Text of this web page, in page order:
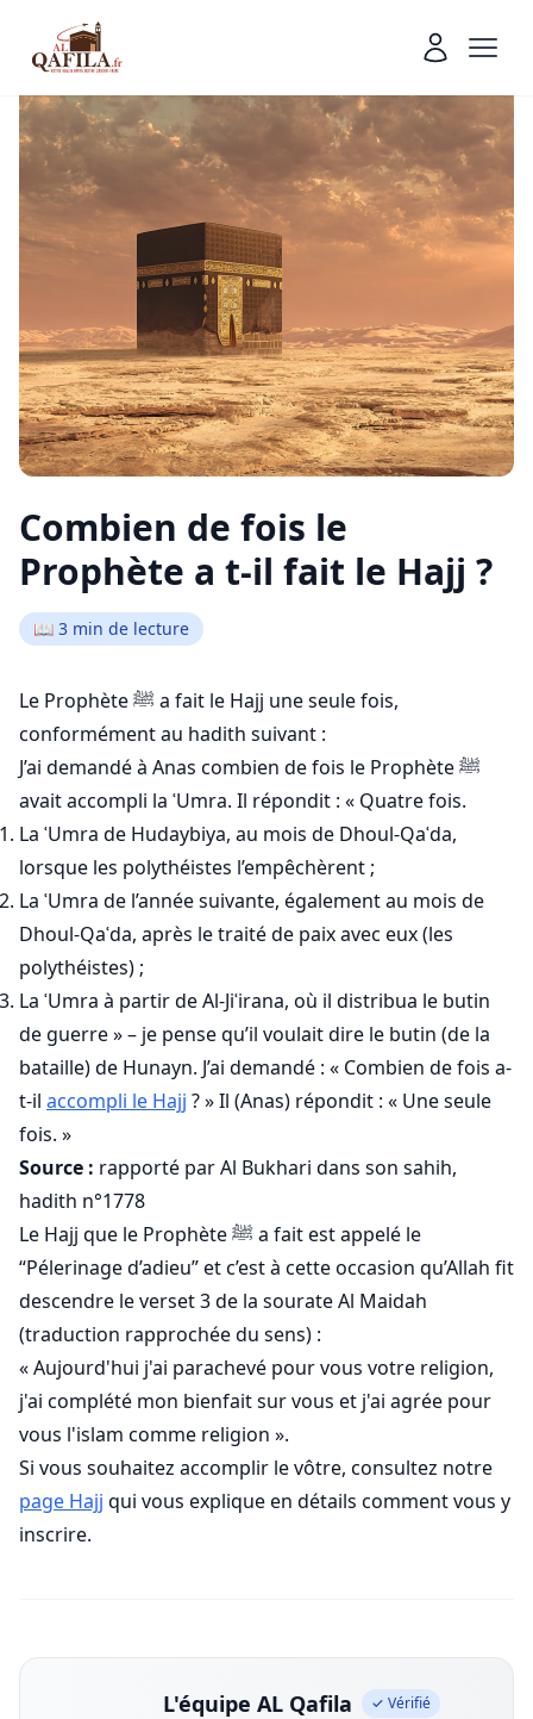
Combien de fois le
Prophète a t-il fait le Hajj ?
📖 3 min de lecture
Le Prophète ﷺ a fait le Hajj une seule fois,
conformément au hadith suivant :
J’ai demandé à Anas combien de fois le Prophète ﷺ
avait accompli la ʿUmra. Il répondit : « Quatre fois.
La ʿUmra de Hudaybiya, au mois de Dhoul-Qaʿda,
lorsque les polythéistes l’empêchèrent ;
La ʿUmra de l’année suivante, également au mois de
Dhoul-Qaʿda, après le traité de paix avec eux (les
polythéistes) ;
La ʿUmra à partir de Al-Jiʿirana, où il distribua le butin
de guerre » – je pense qu’il voulait dire le butin (de la
bataille) de Hunayn. J’ai demandé : « Combien de fois a-
t-il accompli le Hajj ? »Il (Anas) répondit : « Une seule
fois. »
Source : rapporté par Al Bukhari dans son sahih,
hadith n°1778
Le Hajj que le Prophète ﷺ a fait est appelé le
“Pélerinage d’adieu” et c’est à cette occasion qu’Allah fit
descendre le verset 3 de la sourate Al Maidah
(traduction rapprochée du sens) :
« Aujourd'hui j'ai parachevé pour vous votre religion,
j'ai complété mon bienfait sur vous et j'ai agrée pour
vous l'islam comme religion ».
Si vous souhaitez accomplir le vôtre, consultez notre
page Hajj qui vous explique en détails comment vous y
inscrire.
L'équipe AL Qafila ✓ Vérifié